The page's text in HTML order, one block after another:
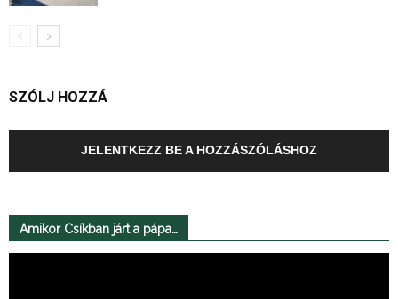
SZÓLJ HOZZÁ
JELENTKEZZ BE A HOZZÁSZÓLÁSHOZ
Amikor Csíkban járt a pápa…